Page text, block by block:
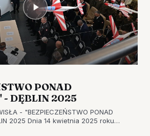
PONAD
- DĘBLIN 2025
- "BEZPIECZEŃSTWO PONAD
2025 Dnia 14 kwietnia 2025 roku